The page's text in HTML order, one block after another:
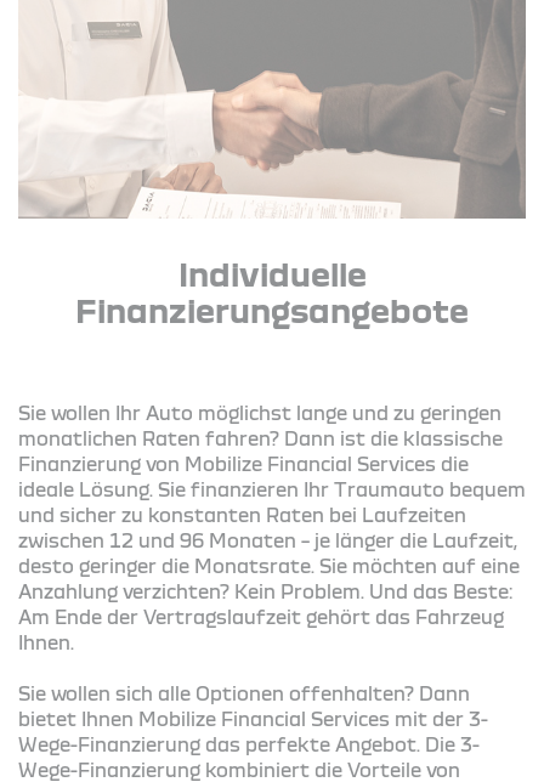
Individuelle
Finanzierungsangebote
Sie wollen Ihr Auto möglichst lange und zu geringen
monatlichen Raten fahren? Dann ist die klassische
Finanzierung von Mobilize Financial Services die
ideale Lösung. Sie finanzieren Ihr Traumauto bequem
und sicher zu konstanten Raten bei Laufzeiten
zwischen 12 und 96 Monaten – je länger die Laufzeit,
desto geringer die Monatsrate. Sie möchten auf eine
Anzahlung verzichten? Kein Problem. Und das Beste:
Am Ende der Vertragslaufzeit gehört das Fahrzeug
Ihnen.
Sie wollen sich alle Optionen offenhalten? Dann
bietet Ihnen Mobilize Financial Services mit der 3-
Wege-Finanzierung das perfekte Angebot. Die 3-
Wege-Finanzierung kombiniert die Vorteile von